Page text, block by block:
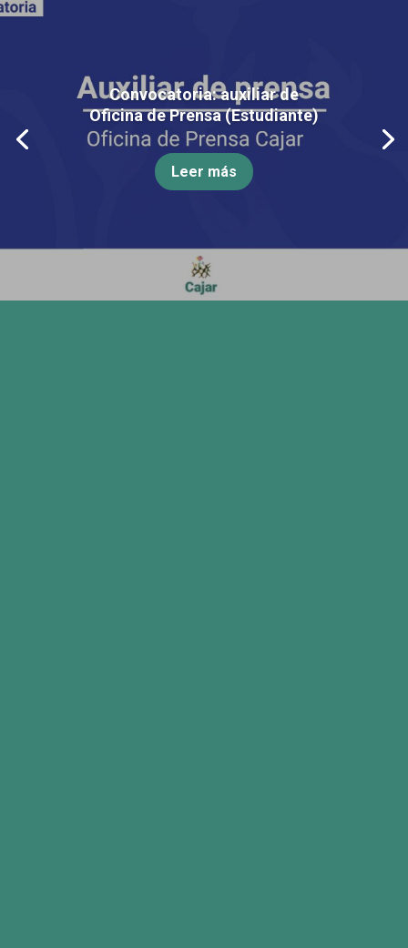
Convocatoria: auxiliar de
Oficina de Prensa (Estudiante)
Leer más